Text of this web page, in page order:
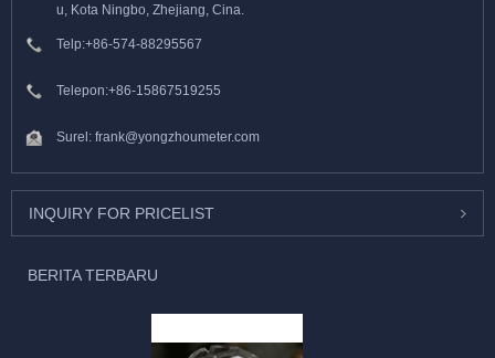
u, Kota Ningbo, Zhejiang, Cina.
Telp:+86-574-88295567
Telepon:+86-15867519255
Surel: frank@yongzhoumeter.com
INQUIRY FOR PRICELIST
BERITA TERBARU